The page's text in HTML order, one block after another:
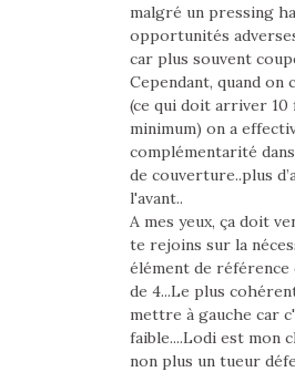
malgré un pressing
opportunités
car plus souvent
Cependant, quand on
(ce qui doit arriver
minimum) on a
complémentarité
de couverture..plus
l'avant..
A mes yeux, ça doit
te rejoins sur la
élément de référence
de 4...Le plus
mettre à gauche car
faible....Lodi est mon
non plus un tueur